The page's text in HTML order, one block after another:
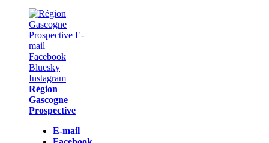
Région
Gascogne
Prospective
E-mail